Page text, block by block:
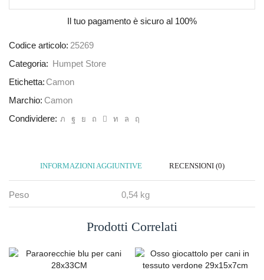
Il tuo pagamento è sicuro al 100%
Codice articolo: 25269
Categoria:
Humpet Store
Etichetta:Camon
Marchio: Camon
Condividere:
INFORMAZIONI AGGIUNTIVE RECENSIONI (0)
Peso 0,54 kg
Prodotti Correlati